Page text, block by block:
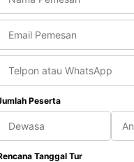
Peserta
Tanggal Tur